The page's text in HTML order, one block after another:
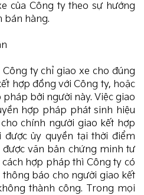
của Công ty theo sự hướng
bán hàng.
ty chỉ giao xe cho đúng
hợp đồng với Công ty, hoặc
bởi người này. Việc giao
hợp pháp phát sinh hiệu
chính người giao kết hợp
được ủy quyền tại thời điểm
văn bản chứng minh tư
hợp pháp thì Công ty có
báo cho người giao kết
thành công. Trong mọi